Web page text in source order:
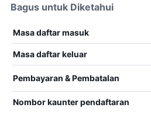
Bagus untuk Diketahui
Masa daftar masuk
Masa daftar keluar
Pembayaran & Pembatalan
Nombor kaunter pendaftaran